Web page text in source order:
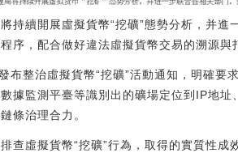
持續開展虛擬貨幣“挖礦”態勢分析，并
序，配合做好違法虛擬貨幣交易的溯源與
布整治虛擬貨幣“挖礦”活動通知，明確要
據監測平臺等識別出的礦場定位到IP地
條治理合力。
查虛擬貨幣“挖礦”行為，取得的實質性